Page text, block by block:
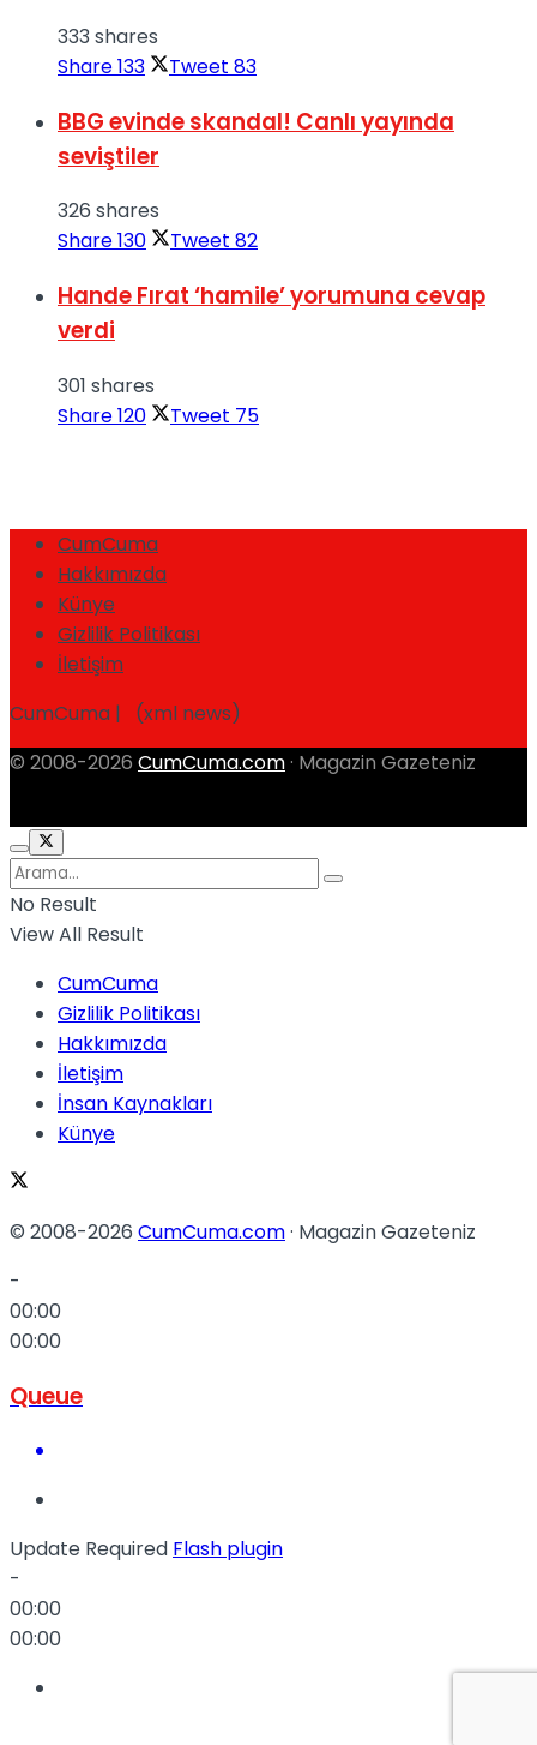
333 shares
Share133 Tweet 83
BBG evinde skandal! Canlı yayında
seviştiler
326 shares
Share130 Tweet 82
Hande Fırat ‘hamile’ yorumuna cevap
verdi
301 shares
Share120 Tweet 75
CumCuma
Hakkımızda
Künye
Gizlilik Politikası
İletişim
CumCuma | (xml news)
© 2008-2026 CumCuma.com · Magazin Gazeteniz
No Result
View All Result
CumCuma
Gizlilik Politikası
Hakkımızda
İletişim
İnsan Kaynakları
Künye
© 2008-2026 CumCuma.com· Magazin Gazeteniz
-
00:00
00:00
Queue
Update Required Flash plugin
-
00:00
00:00